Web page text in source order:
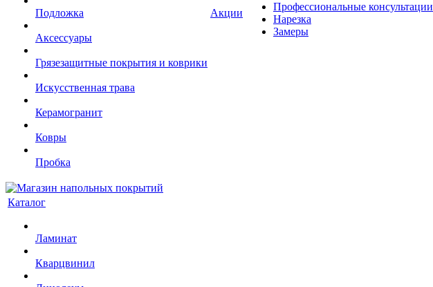
Подложка
Аксессуары
Грязезащитные покрытия и коврики
Искусственная трава
Керамогранит
Ковры
Пробка
Акции
Профессиональные консультации
Нарезка
Замеры
Каталог
Ламинат
Кварцвинил